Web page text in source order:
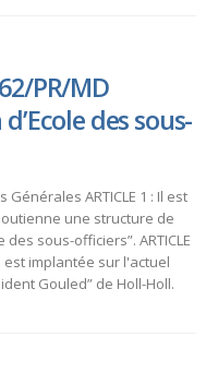
PR/MD
des sous-
Générales ARTICLE 1 : Il est
une structure de
sous-officiers”. ARTICLE
est implantée sur l'actuel
Gouled” de Holl-Holl.